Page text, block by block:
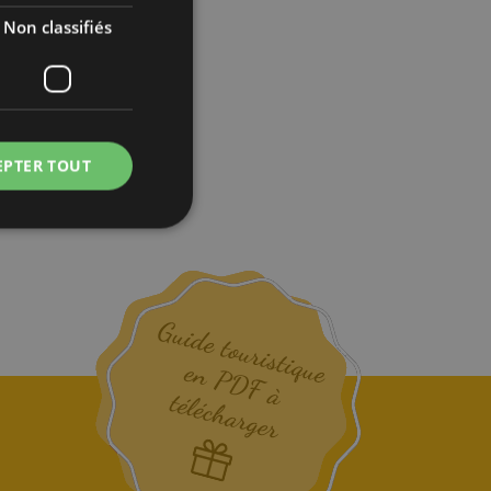
Non classifiés
TOUT